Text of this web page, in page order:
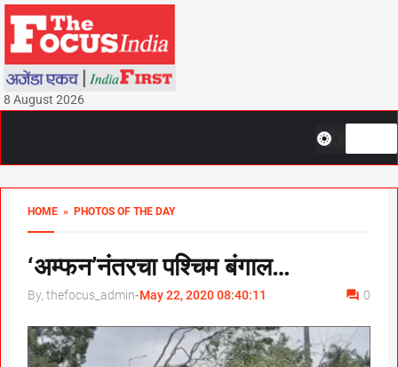
8 August 2026
HOME » PHOTOS OF THE DAY
‘अम्फन’नंतरचा पश्चिम बंगाल…
By, thefocus_admin-May 22, 2020 08:40:11 0